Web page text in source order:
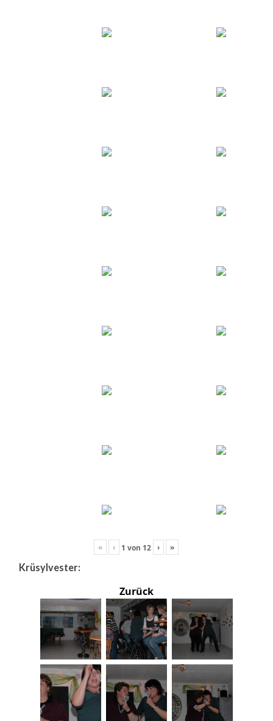
« ‹ 1 von 12 › »
Krüsylvester:
Zurück